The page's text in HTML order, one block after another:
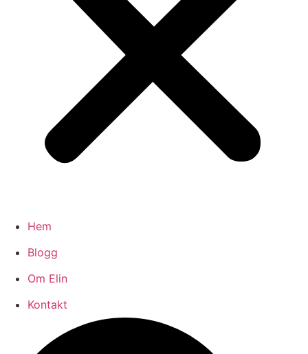
Hem
Blogg
Om Elin
Kontakt